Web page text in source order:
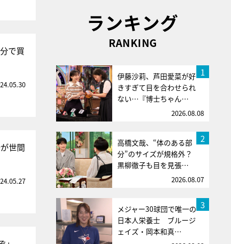
で買
世間
ランキング
RANKING
1
伊藤沙莉、芦田愛菜が好
きすぎて目を合わせられ
ない…『博士ちゃん…
2026.08.08
2
高橋文哉、“体のある部
分”のサイズが規格外？
黒柳徹子も目を見張…
2026.08.07
3
メジャー30球団で唯一の
日本人栄養士 ブルージ
ェイズ・岡本和真…